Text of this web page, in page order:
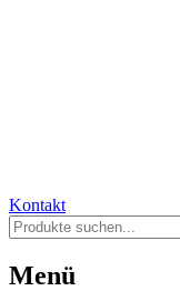
Kontakt
Menü